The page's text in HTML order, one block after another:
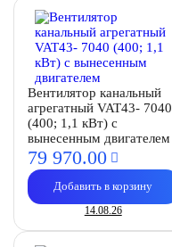
Вентилятор канальный
агрегатный VAT43- 7040
(400; 1,1 кВт) с
вынесенным двигателем
79 970.00
Добавить в корзину
14.08.26